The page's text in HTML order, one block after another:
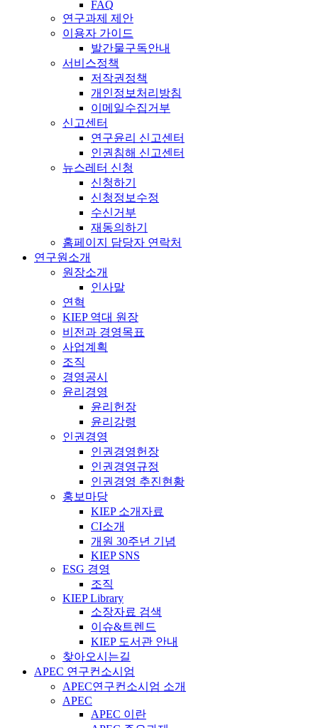
FAQ
연구과제 제안
이용자 가이드
발간물구독안내
서비스정책
저작권정책
개인정보처리방침
이메일수집거부
신고센터
연구윤리 신고센터
인권침해 신고센터
뉴스레터 신청
신청하기
신청정보수정
수신거부
재동의하기
홈페이지 담당자 연락처
연구원소개
원장소개
인사말
연혁
KIEP 역대 원장
비전과 경영목표
사업계획
조직
경영공시
윤리경영
윤리헌장
윤리강령
인권경영
인권경영헌장
인권경영규정
인권경영 추진현황
홍보마당
KIEP 소개자료
CI소개
개원 30주년 기념
KIEP SNS
ESG 경영
조직
KIEP Library
소장자료 검색
이슈&트렌드
KIEP 도서관 안내
찾아오시는길
APEC 연구컨소시엄
APEC연구컨소시엄 소개
APEC
APEC 이란